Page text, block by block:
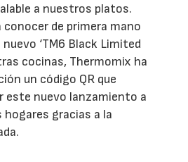
a nuestros platos.
conocer de primera mano
‘TM6 Black Limited
cocinas, Thermomix ha
un código QR que
este nuevo lanzamiento a
gracias a la